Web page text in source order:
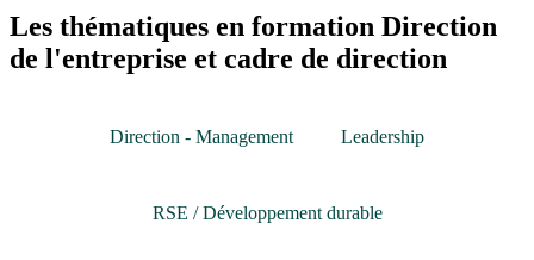
Les thématiques en formation Direction
de l'entreprise et cadre de direction
Direction - Management Leadership
RSE / Développement durable